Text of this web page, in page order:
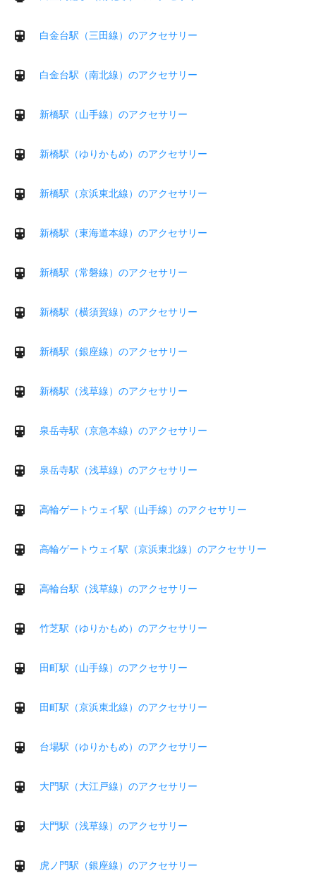
白金台駅（三田線）のアクセサリー
白金台駅（南北線）のアクセサリー
新橋駅（山手線）のアクセサリー
新橋駅（ゆりかもめ）のアクセサリー
新橋駅（京浜東北線）のアクセサリー
新橋駅（東海道本線）のアクセサリー
新橋駅（常磐線）のアクセサリー
新橋駅（横須賀線）のアクセサリー
新橋駅（銀座線）のアクセサリー
新橋駅（浅草線）のアクセサリー
泉岳寺駅（京急本線）のアクセサリー
泉岳寺駅（浅草線）のアクセサリー
高輪ゲートウェイ駅（山手線）のアクセサリー
高輪ゲートウェイ駅（京浜東北線）のアクセサリー
高輪台駅（浅草線）のアクセサリー
竹芝駅（ゆりかもめ）のアクセサリー
田町駅（山手線）のアクセサリー
田町駅（京浜東北線）のアクセサリー
台場駅（ゆりかもめ）のアクセサリー
大門駅（大江戸線）のアクセサリー
大門駅（浅草線）のアクセサリー
虎ノ門駅（銀座線）のアクセサリー